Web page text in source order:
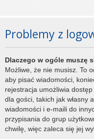
Problemy z
Dlaczego w ogóle muszę
Możliwe, że nie musisz. To
aby pisać wiadomości,
rejestracja umożliwia
dla gości, takich jak własny
wiadomości i e-maili do
przypisania do grup
chwilę, więc zaleca się jej